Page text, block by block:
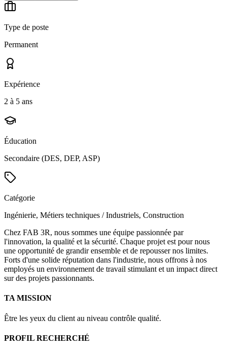
Type de poste
Permanent
Expérience
2 à 5 ans
Éducation
Secondaire (DES, DEP, ASP)
Catégorie
Ingénierie, Métiers techniques / Industriels, Construction
Chez FAB 3R, nous sommes une équipe passionnée par
l'innovation, la qualité et la sécurité. Chaque projet est pour nous
une opportunité de grandir ensemble et de repousser nos limites.
Forts d'une solide réputation dans l'industrie, nous offrons à nos
employés un environnement de travail stimulant et un impact direct
sur des projets passionnants.
TA MISSION
Être les yeux du client au niveau contrôle qualité.
PROFIL RECHERCHÉ